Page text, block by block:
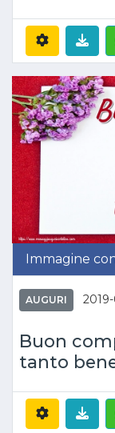
Immagine
AUGURI
Buon
tanto